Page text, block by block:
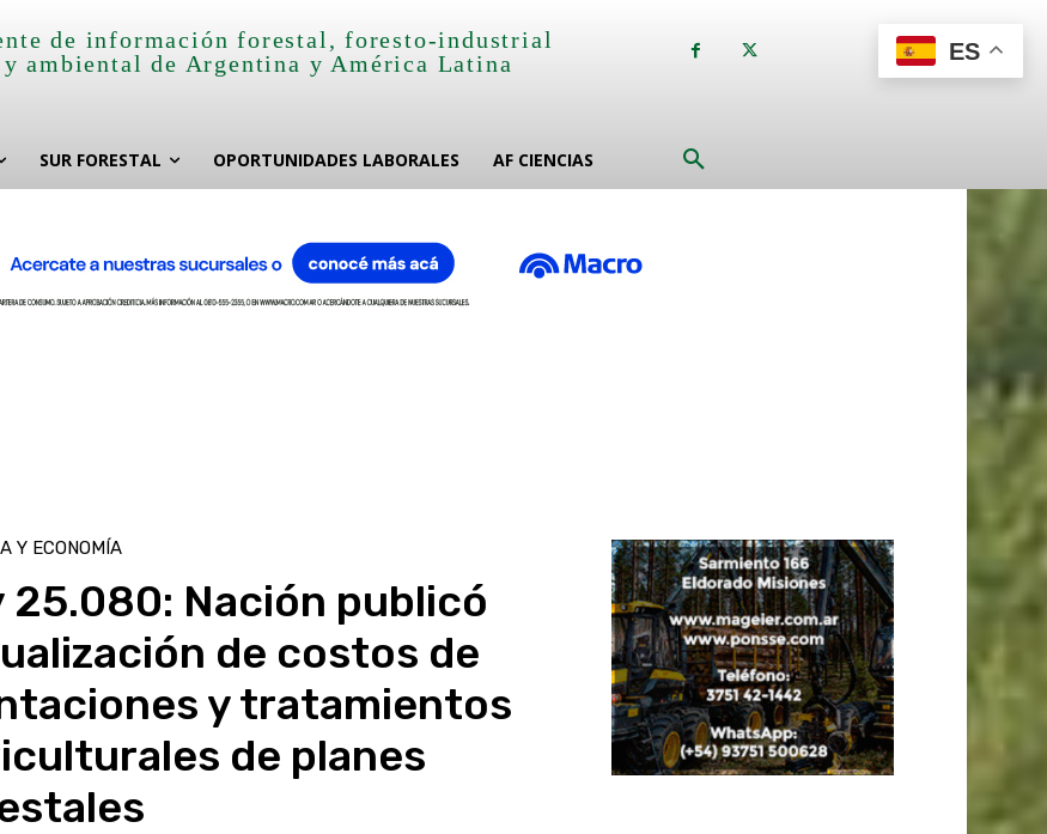
de información forestal, foresto-industrial
y ambiental de Argentina y América Latina
SUR FORESTAL OPORTUNIDADES LABORALES AF CIENCIAS
Y ECONOMÍA
25.080: Nación publicó
de costos de
y tratamientos
de planes
ES